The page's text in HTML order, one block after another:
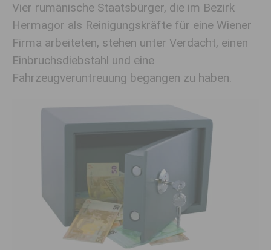
Vier rumänische Staatsbürger, die im Bezirk
Hermagor als Reinigungskräfte für eine Wiener
Firma arbeiteten, stehen unter Verdacht, einen
Einbruchsdiebstahl und eine
Fahrzeugveruntreuung begangen zu haben.